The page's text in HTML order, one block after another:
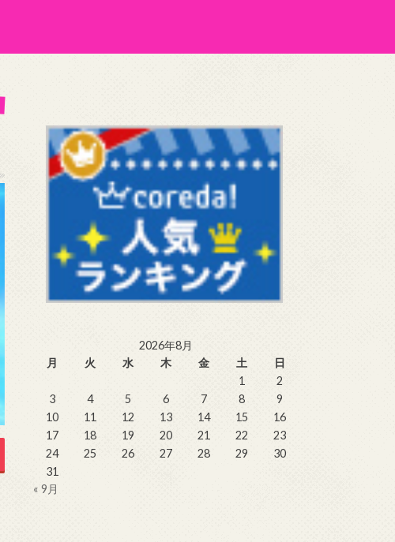
2026年8月
月
火 水 木 金 土
日
1
2
3
4 5 6 7 8
9
10
11 12 13 14 15
16
17
18 19 20 21 22
23
24
25 26 27 28 29
30
31
« 9月